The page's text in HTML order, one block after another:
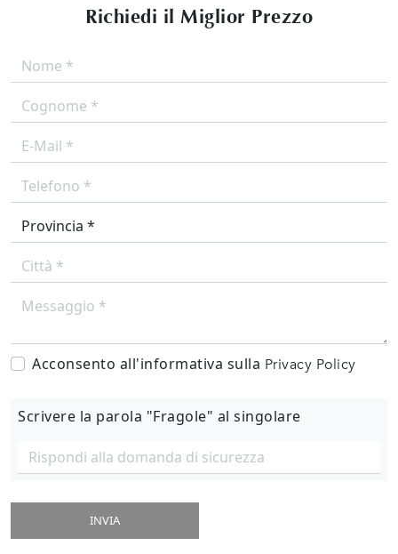
Richiedi il Miglior Prezzo
Acconsento all'informativa sulla Privacy Policy
Scrivere la parola "Fragole" al singolare
INVIA